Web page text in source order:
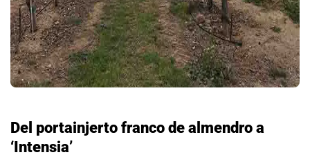
Del portainjerto franco de almendro a
‘Intensia’